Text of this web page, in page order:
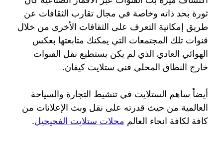
ثورة بحد ذاته وخاصة في مجال تقارب الثقافات عن
طريق إمكانية التعرف على الثقافات الأخرى من خلال
قنوات تلك المجتمعات التي يمكنك متابعتها بعكس
الهوائي العادي الذي لم يكن يستطيع نقل القنوات
خارج النطاق المحلي فني ستلايت كيفان.
أيضاً ساهم الستلايت في تنشيط التجارة والسياحة
العالمية من حيث قدرته على نقل وبث الإعلانات من
كافة لكافة انحاء العالم محلات ستلايت الفحيحيل.